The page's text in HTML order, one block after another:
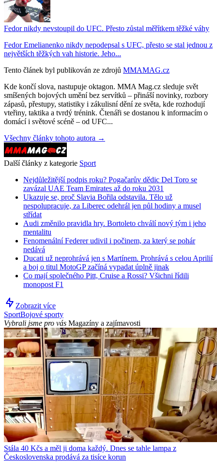
Fedor nikdy nevstoupil do UFC. Přesto zůstal měřítkem těžké váhy
Fedor Emelianenko nikdy nepodepsal s UFC, přesto se stal jednou z
největších těžkých vah historie. Jeho...
Tento článek byl publikován ze zdrojů MMAMAG.cz
Kde končí slova, nastupuje oktagon. MMA Mag.cz sleduje svět
smíšených bojových umění bez servítků – přináší novinky, rozbory
zápasů, přestupy, statistiky i zákulisní dění ze světa, kde rozhodují
vteřiny, taktika a tvrdý trénink. Čtenáři se dostanou k informacím o
domácí i světové scéně – od UFC...
Všechny články tohoto autora →
Další články z kategorie Sport
Nejdůležitější podpis roku? Pogačarův dědic Del Toro se
zavázal UAE Team Emirates až do roku 2031
Ukazuje se, proč Slavia Bořila odstavila. Tělo už
nespolupracuje, za Liberec odehrál jen půl hodiny a musel
střídat
Audi změnilo pravidla hry. Bortoleto chválí nový tým i jeho
mentalitu
Fenomenální Federer udivil i počinem, za který se pohár
nedává
Ducati už neprohrává jen s Martínem. Prohrává s celou Aprilií
a boj o titul MotoGP začíná vypadat úplně jinak
Co mají společného Pitt, Cruise a Rossi? Všichni řídili
monopost F1
Zobrazit více
SportBojové sporty
Vybrali jsme pro vás Magazíny a zajímavosti
Stála 40 Kčs a měl ji doma každý. Dnes se tahle lampa z
Československa prodává za tisíce korun